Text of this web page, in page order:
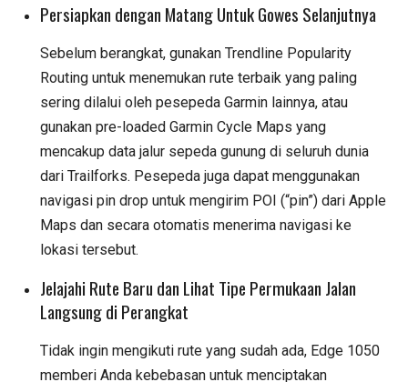
Persiapkan dengan Matang Untuk Gowes Selanjutnya
Sebelum berangkat, gunakan Trendline Popularity
Routing untuk menemukan rute terbaik yang paling
sering dilalui oleh pesepeda Garmin lainnya, atau
gunakan pre-loaded Garmin Cycle Maps yang
mencakup data jalur sepeda gunung di seluruh dunia
dari Trailforks. Pesepeda juga dapat menggunakan
navigasi pin drop untuk mengirim POI (“pin”) dari Apple
Maps dan secara otomatis menerima navigasi ke
lokasi tersebut.
Jelajahi Rute Baru dan Lihat Tipe Permukaan Jalan
Langsung di Perangkat
Tidak ingin mengikuti rute yang sudah ada, Edge 1050
memberi Anda kebebasan untuk menciptakan